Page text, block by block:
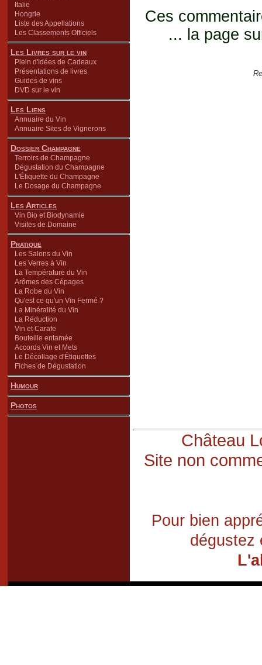
Italie
Hongrie
Liste des Appellations
Les Classements Officiels
Les Livres sur le vin
Plein d'Idées de Cadeaux
Présentations de livres
Guides de vins
DVD sur le vin
Les Liens
Annuaire du Vin
Annuaire Sites de Vignerons
Dossier Champagne
Terroirs de Champagne
Dégustation du Champagne
L'Étiquette du Champagne
Le Dosage du Champagne
Les Articles
Vin Bio et Biodynamie
Visites de Domaine
Pratique
Les Salons du Vin
Les Verres à Vin
La Température du Vin
Arômes des Cépages
La Robe du Vin
Qu'est ce qu'un Vin Fermé ?
La Minéralité du Vin
La Réduction
Vin et Carafe
Bouteille entamée
Accords Vin et Mets
Le Décollage d'Étiquettes
Fiches de Dégustation
Humour
Photos
Ces
... la page
Château
Site non
Pour bien
dégustez